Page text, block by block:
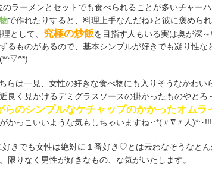
のラーメンとセットでも食べられることが多いチャー
で作れたりすると、料理上手なんだね♪と彼に褒めら
として、 究極の炒飯を目指す人もいる実は奥が深
るものがあるので、基本シンプルが好きでも凝り性な
ゞ
らは一見、女性の好きな食べ物にも入りそうなかわい
良く見かけるデミグラスソースの掛かったものやとろ
らのシンプルなケチャップのかかったオムラ
かっこいいような気もしちゃいますね･:*(〃∇〃人)*:･!!!
好きでも女性は絶対に１番好き♡とは云わなそうなと
限りなく男性が好きなもの、な気がいたします。